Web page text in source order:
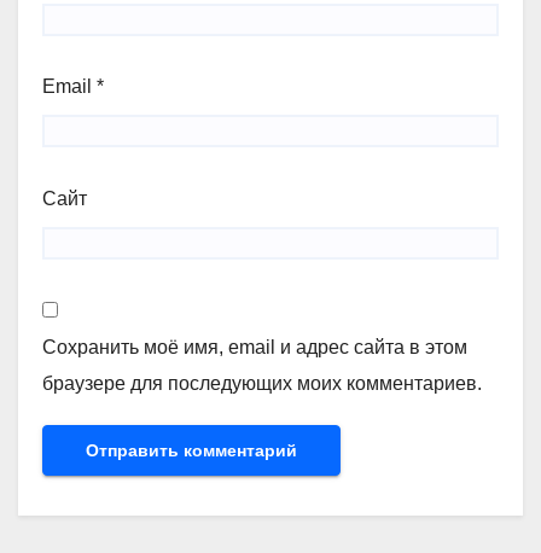
Email *
Сайт
Сохранить моё имя, email и адрес сайта в этом
браузере для последующих моих комментариев.